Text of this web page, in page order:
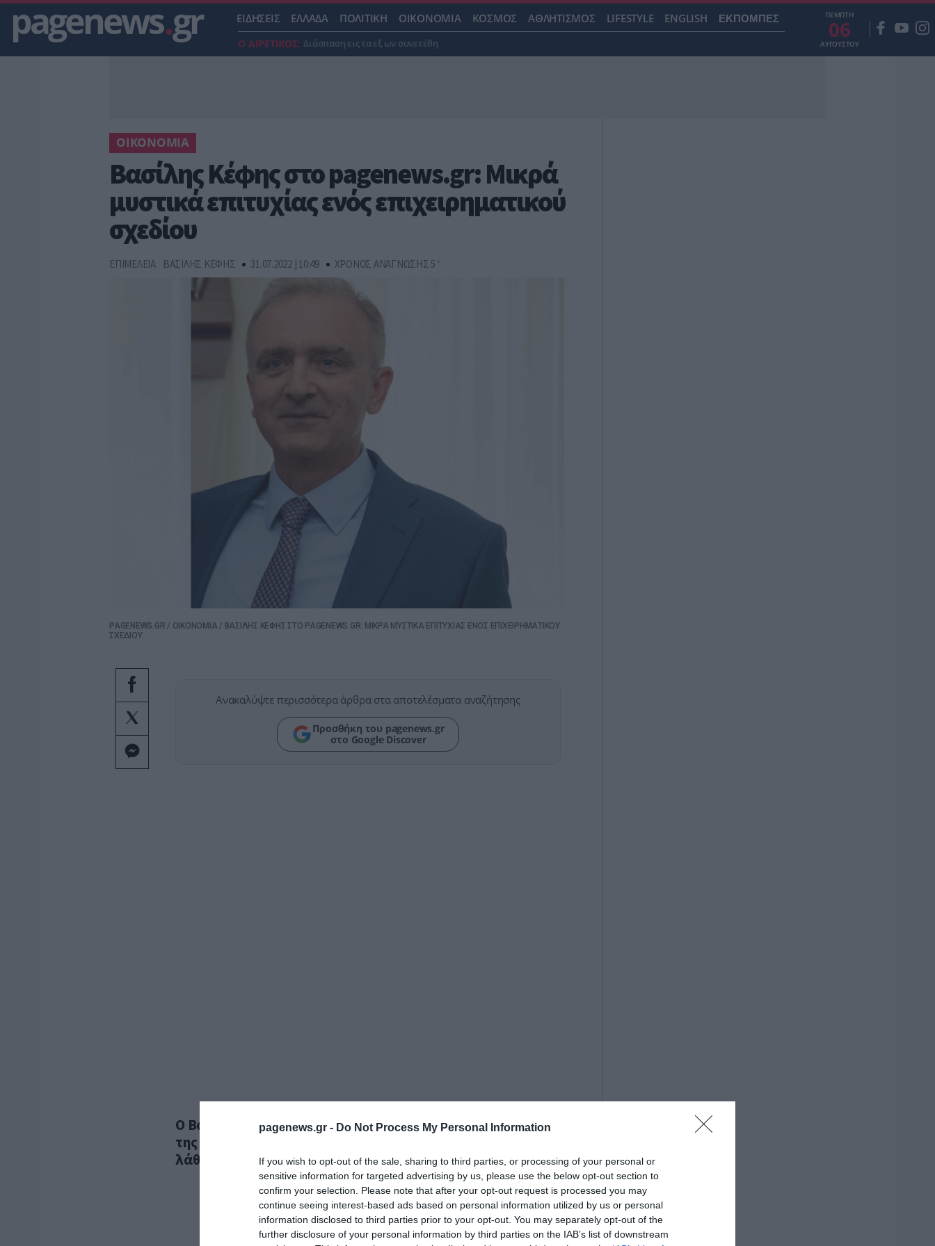
pagenews.gr - Do Not Process My Personal Information
If you wish to opt-out of the sale, sharing to third parties, or processing of your personal or
sensitive information for targeted advertising by us, please use the below opt-out section to
confirm your selection. Please note that after your opt-out request is processed you may
continue seeing interest-based ads based on personal information utilized by us or personal
information disclosed to third parties prior to your opt-out. You may separately opt-out of the
further disclosure of your personal information by third parties on the IAB’s list of downstream
pagenews.gr ΕΙΔΗΣΕΙΣ ΕΛΛΑΔΑ ΠΟΛΙΤΙΚΗ ΟΙΚΟΝΟΜΙΑ ΚΟΣΜΟΣ ΑΘΛΗΤΙΣΜΟΣ LIFESTYLE ENGLISH ΕΚΠΟΜΠΕΣ
Ο ΑΙΡΕΤΙΚΟΣ: Διάσπαση εις τα εξ ων συνετέθη
ΠΕΜΠΤΗ
06
ΑΥΓΟΥΣΤΟΥ
ΟΙΚΟΝΟΜΙΑ
Βασίλης Κέφης στο pagenews.gr: Μικρά
μυστικά επιτυχίας ενός επιχειρηματικού
σχεδίου
ΕΠΙΜΕΛΕΙΑ ΒΑΣΙΛΗΣ ΚΕΦΗΣ 31.07.2022 | 10:49 ΧΡΟΝΟΣ ΑΝΑΓΝΩΣΗΣ 5 '
PAGENEWS.GR / ΟΙΚΟΝΟΜΙΑ / ΒΑΣΙΛΗΣ ΚΕΦΗΣ ΣΤΟ PAGENEWS.GR: ΜΙΚΡΑ ΜΥΣΤΙΚΑ ΕΠΙΤΥΧΙΑΣ ΕΝΟΣ ΕΠΙΧΕΙΡΗΜΑΤΙΚΟΥ
ΣΧΕΔΙΟΥ
Ανακαλύψτε περισσότερα άρθρα στα αποτελέσματα αναζήτησης
Προσθήκη του pagenews.gr
στο Google Discover
Ο Βασίλης Κέφης γράφει στο pagenews.gr ότι δεδομένης
της αβεβαιότητας και της διεθνούς αστάθειας, ένα μόνο
λάθος οδηγεί σε σοβαρή παραμόρφωση